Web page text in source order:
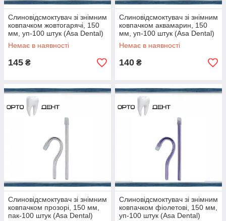
Слиновідсмоктувач зі знімним
ковпачком жовтогарячі, 150
мм, уп-100 штук (Asa Dental)
Немає в наявності
145 ₴
Слиновідсмоктувач зі знімним
ковпачком аквамарин, 150
мм, уп-100 штук (Asa Dental)
Немає в наявності
140 ₴
Слиновідсмоктувач зі знімним
ковпачком прозорі, 150 мм,
пак-100 штук (Asa Dental)
Слиновідсмоктувач зі знімним
ковпачком фіолетові, 150 мм,
уп-100 штук (Asa Dental)